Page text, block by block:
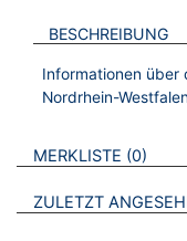
BESCHREIBUNG
Informationen über
Nordrhein-
VERWEISE AUF
MERKLISTE 0
ZULETZT